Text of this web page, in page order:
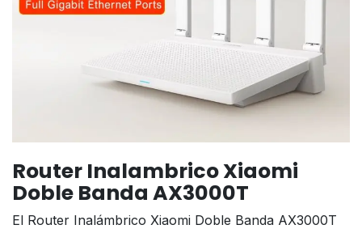
Router Inalambrico Xiaomi
Doble Banda AX3000T
El Router Inalámbrico Xiaomi Doble Banda AX3000T